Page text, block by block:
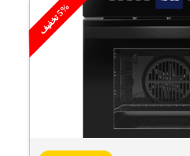
5
%
ت
خ
ف
ی
ف